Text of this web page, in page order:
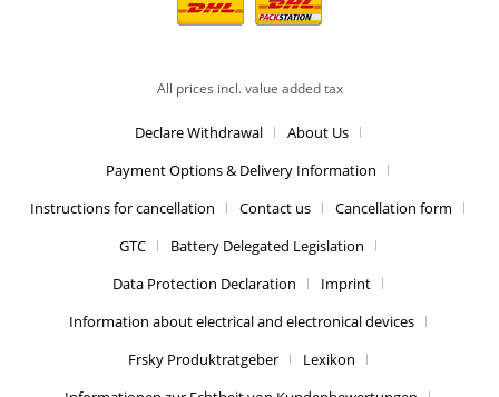
All prices incl. value added tax
Declare Withdrawal
About Us
Payment Options & Delivery Information
Instructions for cancellation
Contact us
Cancellation form
GTC
Battery Delegated Legislation
Data Protection Declaration
Imprint
Information about electrical and electronical devices
Frsky Produktratgeber
Lexikon